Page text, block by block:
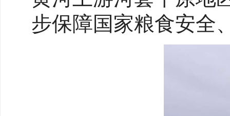
步保障国家粮食安全